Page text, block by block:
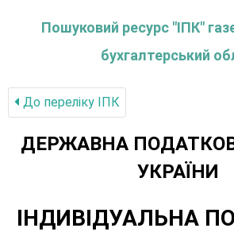
Пошуковий ресурс "ІПК"
бухгалтерський
До переліку IПК
ДЕРЖАВНА
УКРАЇНИ
ІНДИВІДУАЛЬНА